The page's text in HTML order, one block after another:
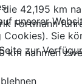
42,195 km
Fortmann
km nahmen
unserer
Cookies). Sie
zur